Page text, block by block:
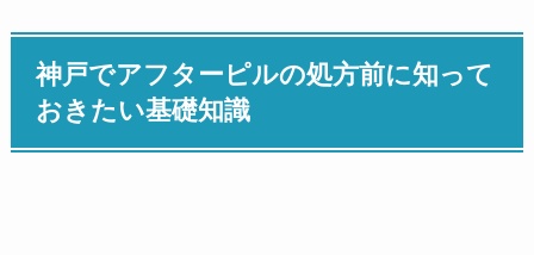
神戸でアフターピルの処方前に知って
おきたい基礎知識